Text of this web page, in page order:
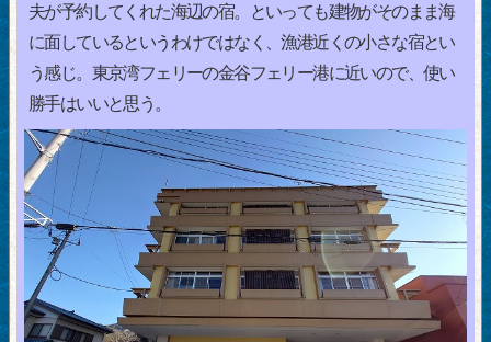
夫が予約してくれた海辺の宿。といっても建物がそのまま海
に面しているというわけではなく、漁港近くの小さな宿とい
う感じ。東京湾フェリーの金谷フェリー港に近いので、使い
勝手はいいと思う。